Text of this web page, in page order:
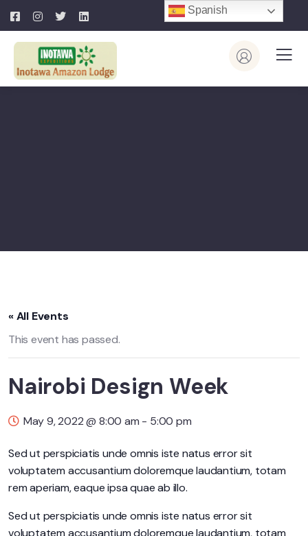
« All Events
This event has passed.
Nairobi Design Week
May 9, 2022 @ 8:00 am - 5:00 pm
Sed ut perspiciatis unde omnis iste natus error sit
voluptatem accusantium doloremque laudantium, totam
rem aperiam, eaque ipsa quae ab illo.
Sed ut perspiciatis unde omnis iste natus error sit
voluptatem accusantium doloremque laudantium, totam
Spanish